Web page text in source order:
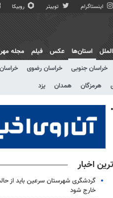
اینستاگرام توییتر روبیکا
استان‌ها
خراسان جنوبی خراسان رضوی
هرمزگان همدان یزد
عکس فیلم مجله مهر
اخبار
گردشگری شهرستان سرعین باید از
خارج شود